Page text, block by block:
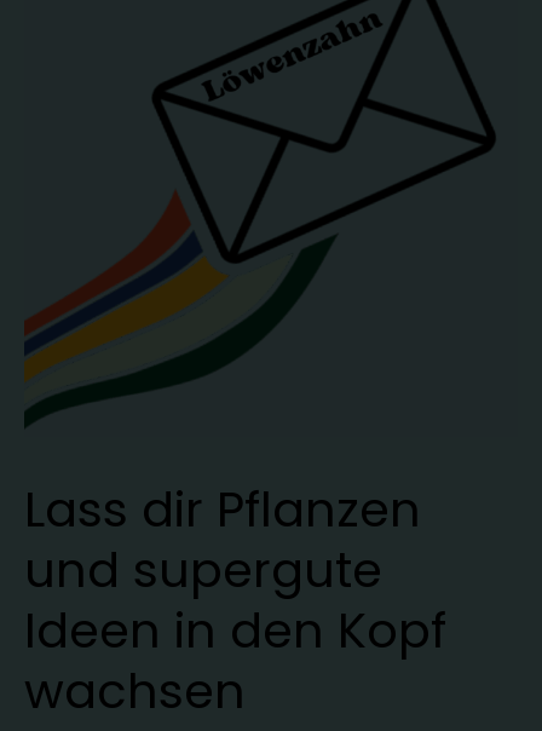
Lass dir Pflanzen
und supergute
Ideen in den Kopf
wachsen